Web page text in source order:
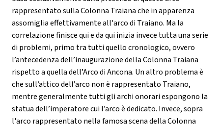
rappresentato sulla Colonna Traiana che in apparenza
assomiglia effettivamente all'arco di Traiano. Ma la
correlazione finisce qui e da qui inizia invece tutta una serie
di problemi, primo tra tutti quello cronologico, ovvero
l’antecedenza dell’inaugurazione della Colonna Traiana
rispetto a quella dell’Arco di Ancona. Un altro problema è
che sull’attico dell’arco non è rappresentato Traiano,
mentre generalmente tutti gli archi onorari espongono la
statua dell’imperatore cui l’arco è dedicato. Invece, sopra
l'arco rappresentato nella famosa scena della Colonna